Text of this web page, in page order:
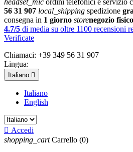
headset_mic ordini telefonici e servizio
56 31 907 local_shipping spedizione
consegna in 1 giorno storenegozio fisico
4.7/5 di media su oltre 1100 recensioni
Verificate
Chiamaci: +39 349 56 31 907
Lingua:
Italiano 
Italiano
English
 Accedi
shopping_cart Carrello (0)